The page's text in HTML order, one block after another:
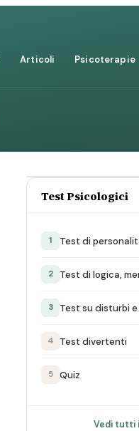
Articoli Psicoterapie
Test Psicologici
1 Test di
2 Test di logica,
3 Test su disturbi
4 Test divertenti
5 Quiz
Vedi tutti